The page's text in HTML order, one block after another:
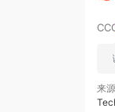
来源